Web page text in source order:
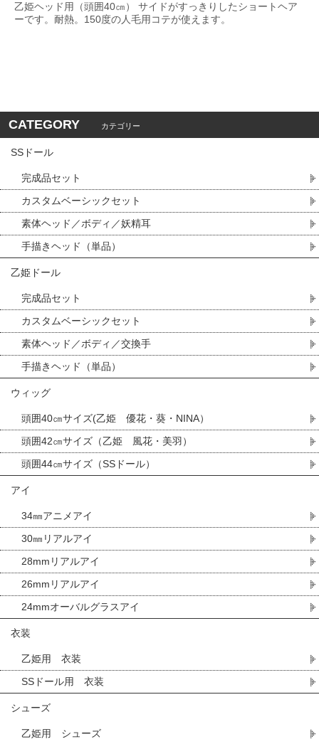
乙姫ヘッド用（頭囲40㎝） サイドがすっきりしたショートヘア
ーです。耐熱。150度の人毛用コテが使えます。
CATEGORY カテゴリー
SSドール
完成品セット
カスタムベーシックセット
素体ヘッド／ボディ／妖精耳
手描きヘッド（単品）
乙姫ドール
完成品セット
カスタムベーシックセット
素体ヘッド／ボディ／交換手
手描きヘッド（単品）
ウィッグ
頭囲40㎝サイズ(乙姫 優花・葵・NINA）
頭囲42㎝サイズ（乙姫 風花・美羽）
頭囲44㎝サイズ（SSドール）
アイ
34㎜アニメアイ
30㎜リアルアイ
28mmリアルアイ
26mmリアルアイ
24mmオーバルグラスアイ
衣装
乙姫用 衣装
SSドール用 衣装
シューズ
乙姫用 シューズ